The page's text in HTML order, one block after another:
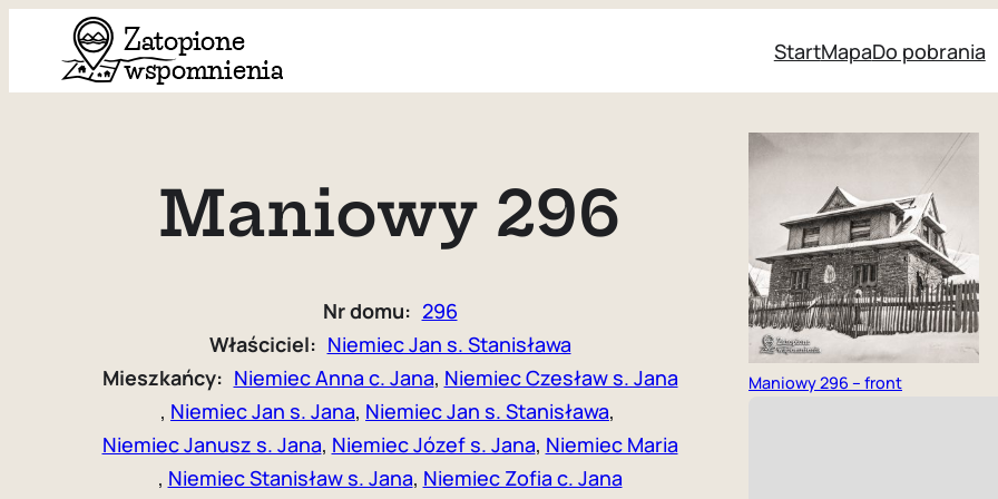
Przejdź
treści
StartMapaDo pobrania
Maniowy 296
Nr domu: 296
Właściciel: Niemiec Jan s. Stanisława
Mieszkańcy: Niemiec Anna c. Jana, Niemiec Czesław s. Jana
, Niemiec Jan s. Jana, Niemiec Jan s. Stanisława,
Niemiec Janusz s. Jana, Niemiec Józef s. Jana, Niemiec Maria
, Niemiec Stanisław s. Jana, Niemiec Zofia c. Jana
Maniowy 296 – front